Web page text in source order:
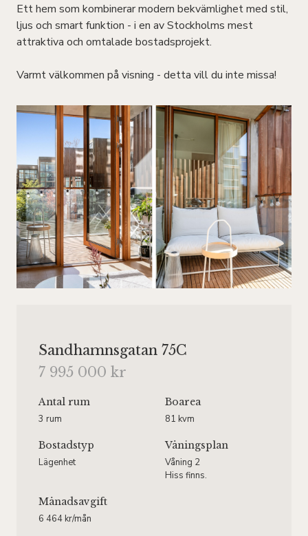
Ett hem som kombinerar modern bekvämlighet med stil,
ljus och smart funktion - i en av Stockholms mest
attraktiva och omtalade bostadsprojekt.
Varmt välkommen på visning - detta vill du inte missa!
Sandhamnsgatan 75C
7 995 000 kr
Antal rum
3 rum
Boarea
81 kvm
Bostadstyp
Lägenhet
Våningsplan
Våning 2
Hiss finns.
Månadsavgift
6 464 kr/mån